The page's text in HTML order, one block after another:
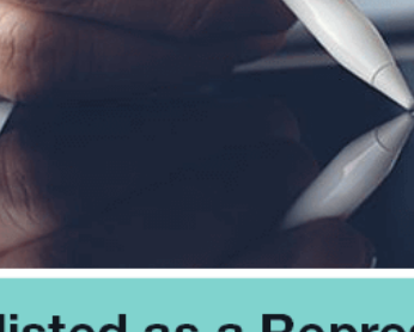
EDI Hub
Zur Digitalisierung der Lieferkette sowie des
Rechnungs- und Datenaustauschs
Rechnungsstellung KMU und Freiberufler
Weblösung für die umfassende Verwaltung und
vorschriftsmäßige Aufbewahrung von